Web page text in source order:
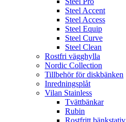
Steel Accent
Steel Access
Steel Equip
Steel Curve
Steel Clean
Rostfri vägghylla
Nordic Collection
Tillbehör för diskbänken
Inredningsplåt
Vilan Stainless
Tvättbänkar
Rubin
Rostfritt bänkstativ